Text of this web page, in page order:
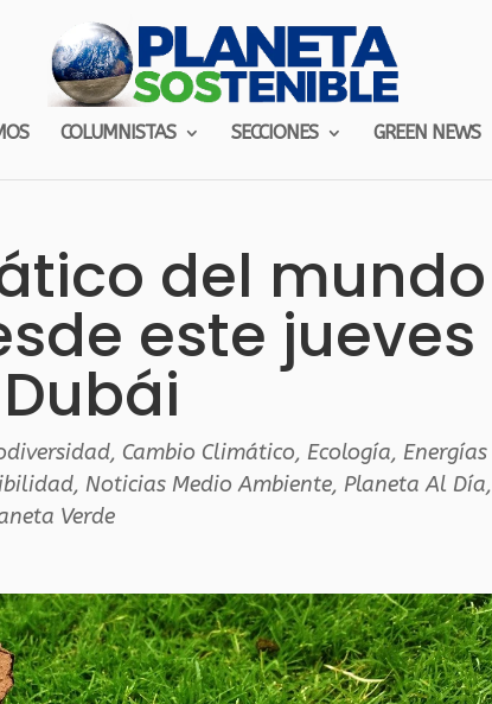
COLUMNISTAS SECCIONES GREEN NEWS
del mundo
este jueves
, Cambio Climático,Ecología,Energías
,Noticias Medio Ambiente,Planeta Al Día,
Verde